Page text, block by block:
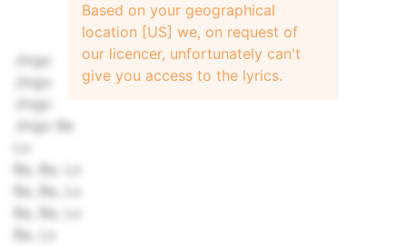
Jingo
Jingo
Jingo
Jingo Ba
Ba, Ba, Lo
Ba, Ba, Lo
Ba, Ba, Lo
Ba, Lo
Based on your geographical
location [US] we, on request of
our licencer, unfortunately can't
give you access to the lyrics.